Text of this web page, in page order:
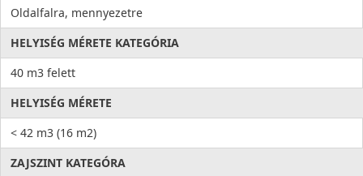
Oldalfalra, mennyezetre
HELYISÉG MÉRETE KATEGÓRIA
40 m3 felett
HELYISÉG MÉRETE
< 42 m3 (16 m2)
ZAJSZINT KATEGÓRA